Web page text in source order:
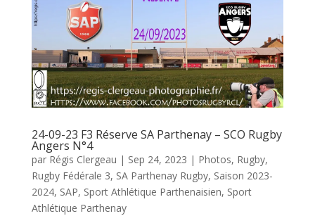
24-09-23 F3 Réserve SA Parthenay – SCO Rugby
Angers N°4
par Régis Clergeau | Sep 24, 2023 | Photos, Rugby,
Rugby Fédérale 3, SA Parthenay Rugby, Saison 2023-
2024, SAP, Sport Athlétique Parthenaisien, Sport
Athlétique Parthenay